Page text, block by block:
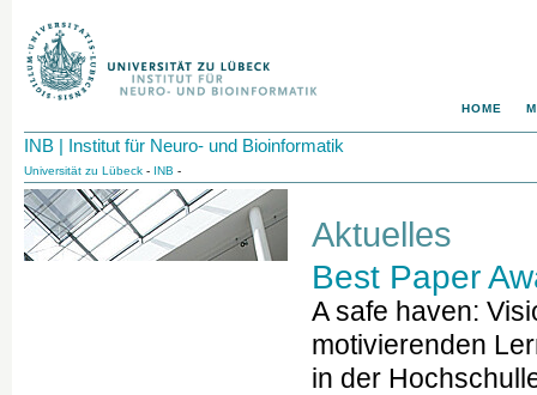
HOME
INB | Institut für Neuro- und Bioinformatik
Universität zu Lübeck - INB -
Aktuelles
Best Paper
A safe haven:
motivierenden
in der